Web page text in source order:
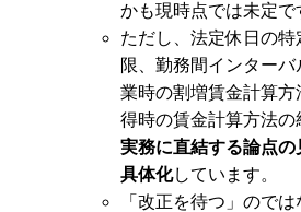
かも現時点では未定で
ただし、法定休日の特
限、勤務間インターバ
業時の割増賃金計算方
得時の賃金計算方法の
実務に直結する論点
具体化しています。
「改正を待つ」のでは